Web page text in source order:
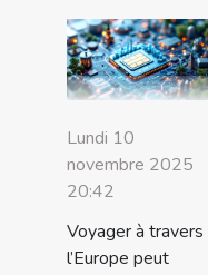
Lundi 10
novembre 2025
20:42
Voyager à travers
l’Europe peut